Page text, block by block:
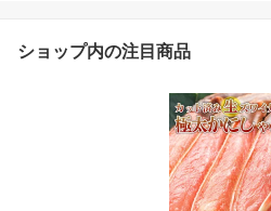
ショップ内の注目商品